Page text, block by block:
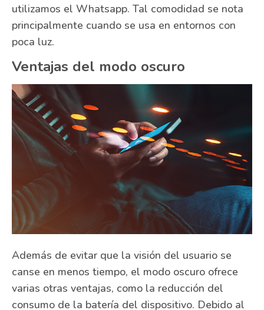
utilizamos el Whatsapp. Tal comodidad se nota
principalmente cuando se usa en entornos con
poca luz.
Ventajas del modo oscuro
Además de evitar que la visión del usuario se
canse en menos tiempo, el modo oscuro ofrece
varias otras ventajas, como la reducción del
consumo de la batería del dispositivo. Debido al